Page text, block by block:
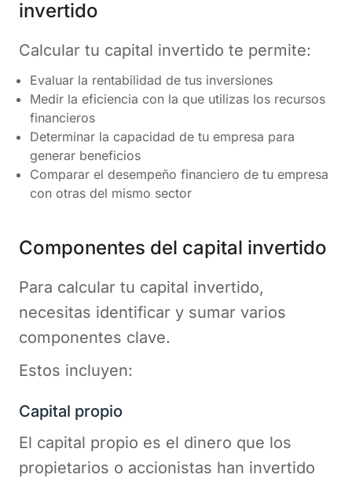
invertido
Calcular tu capital invertido te permite:
Evaluar la rentabilidad de tus inversiones
Medir la eficiencia con la que utilizas los recursos
financieros
Determinar la capacidad de tu empresa para
generar beneficios
Comparar el desempeño financiero de tu empresa
con otras del mismo sector
Componentes del capital invertido
Para calcular tu capital invertido,
necesitas identificar y sumar varios
componentes clave.
Estos incluyen:
Capital propio
El capital propio es el dinero que los
propietarios o accionistas han invertido